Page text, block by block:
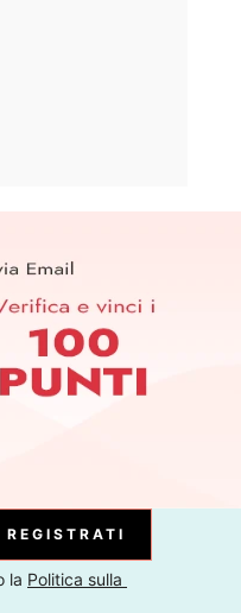
ANTEPRIMA! (È
Abbonati
REGISTRATI
la Politica sulla